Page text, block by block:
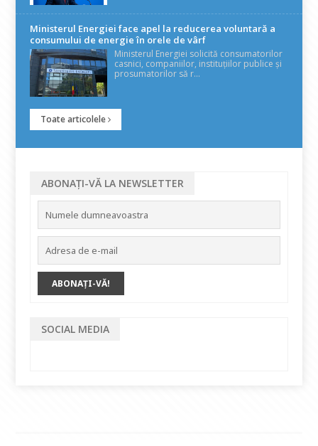
Ministerul Energiei face apel la reducerea voluntară a
consumului de energie în orele de vârf
Ministerul Energiei solicită consumatorilor
casnici, companiilor, instituțiilor publice și
prosumatorilor să r...
Toate articolele
ABONAȚI-VĂ LA NEWSLETTER
SOCIAL MEDIA